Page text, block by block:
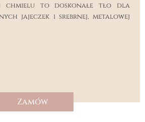
chmielu to doskonałe tło dla
jajeczek i srebrnej, metalowej
Zamów